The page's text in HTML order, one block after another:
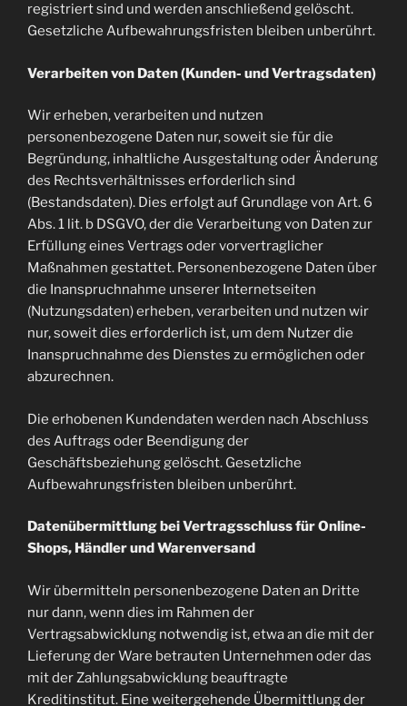
registriert sind und werden anschließend gelöscht.
Gesetzliche Aufbewahrungsfristen bleiben unberührt.
Verarbeiten von Daten (Kunden- und Vertragsdaten)
Wir erheben, verarbeiten und nutzen
personenbezogene Daten nur, soweit sie für die
Begründung, inhaltliche Ausgestaltung oder Änderung
des Rechtsverhältnisses erforderlich sind
(Bestandsdaten). Dies erfolgt auf Grundlage von Art. 6
Abs. 1 lit. b DSGVO, der die Verarbeitung von Daten zur
Erfüllung eines Vertrags oder vorvertraglicher
Maßnahmen gestattet. Personenbezogene Daten über
die Inanspruchnahme unserer Internetseiten
(Nutzungsdaten) erheben, verarbeiten und nutzen wir
nur, soweit dies erforderlich ist, um dem Nutzer die
Inanspruchnahme des Dienstes zu ermöglichen oder
abzurechnen.
Die erhobenen Kundendaten werden nach Abschluss
des Auftrags oder Beendigung der
Geschäftsbeziehung gelöscht. Gesetzliche
Aufbewahrungsfristen bleiben unberührt.
Datenübermittlung bei Vertragsschluss für Online-
Shops, Händler und Warenversand
Wir übermitteln personenbezogene Daten an Dritte
nur dann, wenn dies im Rahmen der
Vertragsabwicklung notwendig ist, etwa an die mit der
Lieferung der Ware betrauten Unternehmen oder das
mit der Zahlungsabwicklung beauftragte
Kreditinstitut. Eine weitergehende Übermittlung der